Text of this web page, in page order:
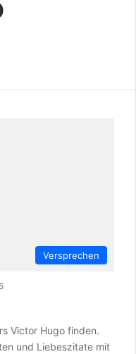
Versprechen
Victor Hugo finden.
und Liebeszitate mit